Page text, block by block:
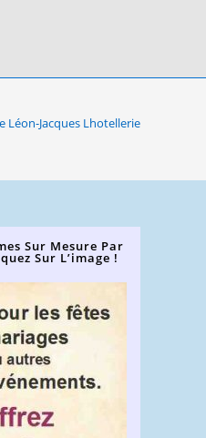
Léon-Jacques Lhotellerie
Sur Mesure Par
Sur L’image !